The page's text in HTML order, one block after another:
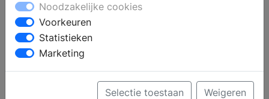
Noodzakelijke cookies
Voorkeuren
Statistieken
Marketing
Selectie toestaan Weigeren